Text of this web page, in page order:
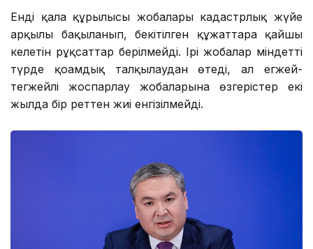
Енді қала құрылысы жобалары кадастрлық жүйе
арқылы бақыланып, бекітілген құжаттарға қайшы
келетін рұқсаттар берілмейді. Ірі жобалар міндетті
түрде қоғамдық талқылаудан өтеді, ал егжей-
тегжейлі жоспарлау жобаларына өзгерістер екі
жылда бір реттен жиі енгізілмейді.